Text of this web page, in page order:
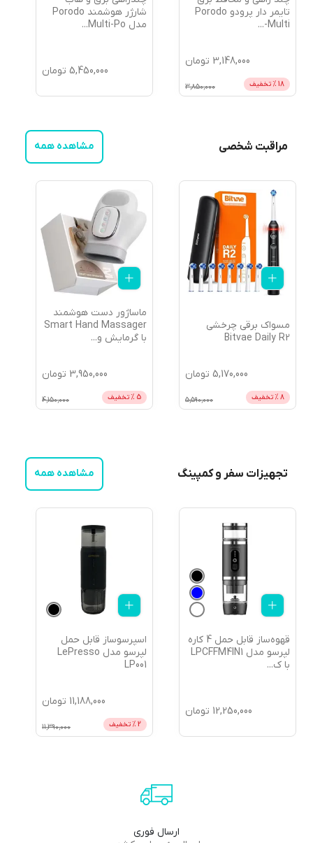
تایمر دار پرودو Porodo
Multi-
...
3,148,000 تومان
18 % تخفیف 3,850,000
شارژر هوشمند Porodo
مدل Multi-Po
...
5,450,000 تومان
مراقبت شخصی مشاهده همه
مسواک برقی چرخشی
Bitvae Daily R2
5,170,000 تومان
8 % تخفیف 5,590,000
ماساژور دست هوشمند
Smart Hand Massager
با گرمایش و...
3,950,000 تومان
5 % تخفیف 4,150,000
تجهیزات سفر و کمپینگ مشاهده همه
قهوه‌ساز قابل حمل 4 کاره
لپرسو مدل LPCFFM4IN1
با ک...
12,250,000 تومان
اسپرسوساز قابل حمل
لپرسو مدل LePresso
LP001
11,188,000 تومان
2 % تخفیف 11,390,000
ارسال فوری